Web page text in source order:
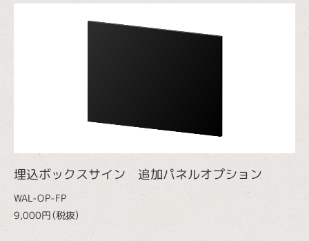
埋込ボックスサイン 追加パネルオプション
WAL-OP-FP
9,000円（税抜）